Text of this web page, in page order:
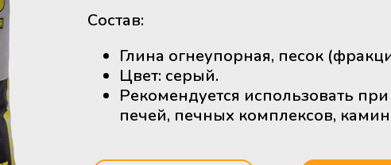
Состав:
Глина огнеупорная, песок
Цвет: серый.
Рекомендуется использовать
печей, печных комплексов,